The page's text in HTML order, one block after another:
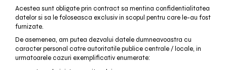
Acestea sunt obligate prin contract sa mentina confidentialitatea
datelor si sa le foloseasca exclusiv in scopul pentru care le-au fost
furnizate.
De asemenea, am putea dezvalui datele dumneavoastra cu
caracter personal catre autoritatile publice centrale / locale, in
urmatoarele cazuri exemplificativ enumerate: